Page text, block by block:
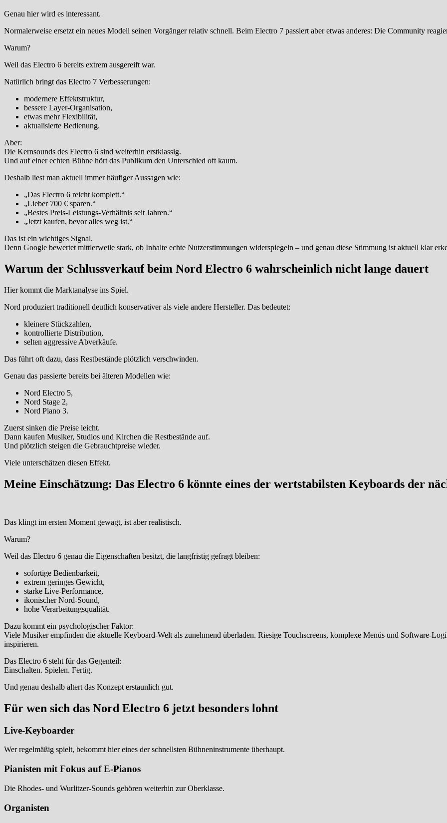
Genau hier wird es interessant.
Normalerweise ersetzt ein neues Modell seinen Vorgänger relativ schnell. Beim Electro 7 passiert aber etwas anderes: Die Community
Warum?
Weil das Electro 6 bereits extrem ausgereift war.
Natürlich bringt das Electro 7 Verbesserungen:
modernere Effektstruktur,
bessere Layer-Organisation,
etwas mehr Flexibilität,
aktualisierte Bedienung.
Aber:
Die Kernsounds des Electro 6 sind weiterhin erstklassig.
Und auf einer echten Bühne hört das Publikum den Unterschied oft kaum.
Deshalb liest man aktuell immer häufiger Aussagen wie:
„Das Electro 6 reicht komplett.“
„Lieber 700 € sparen.“
„Bestes Preis-Leistungs-Verhältnis seit Jahren.“
„Jetzt kaufen, bevor alles weg ist.“
Das ist ein wichtiges Signal.
Denn Google bewertet mittlerweile stark, ob Inhalte echte Nutzerstimmungen widerspiegeln – und genau diese Stimmung ist aktuell klar
Warum der Schlussverkauf beim Nord Electro 6 wahrscheinlich nicht lange dauert
Hier kommt die Marktanalyse ins Spiel.
Nord produziert traditionell deutlich konservativer als viele andere Hersteller. Das bedeutet:
kleinere Stückzahlen,
kontrollierte Distribution,
selten aggressive Abverkäufe.
Das führt oft dazu, dass Restbestände plötzlich verschwinden.
Genau das passierte bereits bei älteren Modellen wie:
Nord Electro 5,
Nord Stage 2,
Nord Piano 3.
Zuerst sinken die Preise leicht.
Dann kaufen Musiker, Studios und Kirchen die Restbestände auf.
Und plötzlich steigen die Gebrauchtpreise wieder.
Viele unterschätzen diesen Effekt.
Meine Einschätzung: Das Electro 6 könnte eines der wertstabilsten Keyboards der
Das klingt im ersten Moment gewagt, ist aber realistisch.
Warum?
Weil das Electro 6 genau die Eigenschaften besitzt, die langfristig gefragt bleiben:
sofortige Bedienbarkeit,
extrem geringes Gewicht,
starke Live-Performance,
ikonischer Nord-Sound,
hohe Verarbeitungsqualität.
Dazu kommt ein psychologischer Faktor:
Viele Musiker empfinden die aktuelle Keyboard-Welt als zunehmend überladen. Riesige Touchscreens, komplexe Menüs und Software-
inspirieren.
Das Electro 6 steht für das Gegenteil:
Einschalten. Spielen. Fertig.
Und genau deshalb altert das Konzept erstaunlich gut.
Für wen sich das Nord Electro 6 jetzt besonders lohnt
Live-Keyboarder
Wer regelmäßig spielt, bekommt hier eines der schnellsten Bühneninstrumente überhaupt.
Pianisten mit Fokus auf E-Pianos
Die Rhodes- und Wurlitzer-Sounds gehören weiterhin zur Oberklasse.
Organisten